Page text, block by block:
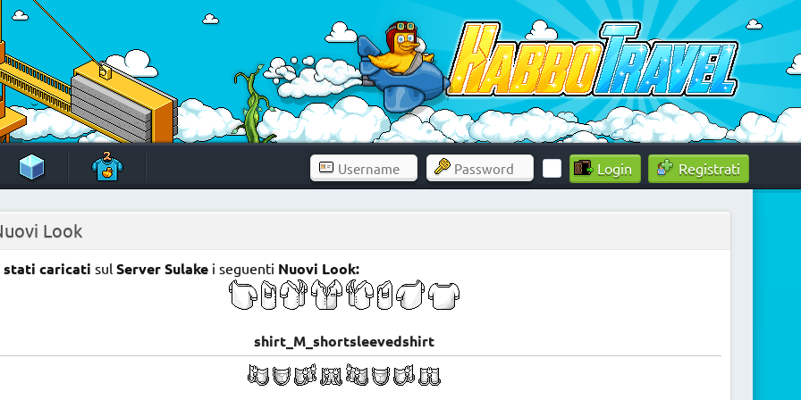
Registrati
Look
stati caricati sul Server Sulakei seguenti Nuovi Look:
shirt_M_shortsleevedshirt